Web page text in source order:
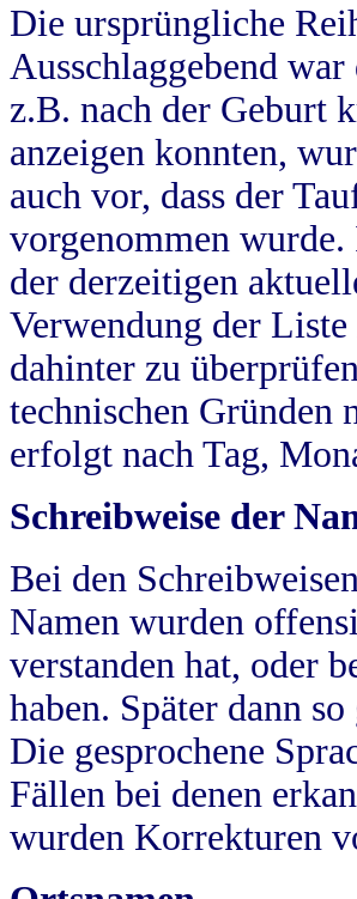
Die ursprüngliche
Ausschlaggebend
z.B. nach der Geburt
anzeigen konnten,
auch vor, dass der
vorgenommen
der derzeitigen
Verwendung der
dahinter zu
technischen Gründen
erfolgt nach Tag,
Schreibweise der
Bei den
Namen wurden
verstanden hat, oder
haben. Später dann
Die gesprochene
Fällen bei denen
wurden Korrekturen